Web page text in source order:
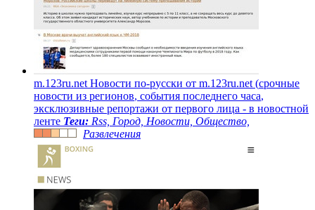
m.1 23ru.net Новости по-русски от m.1 23ru.net (срочные
новости из регионов, события последнего часа,
эксклюзивные репортажи от первого лица - в новостной
ленте Теги: Rss, Город, Новости, Общество,
Развлечения